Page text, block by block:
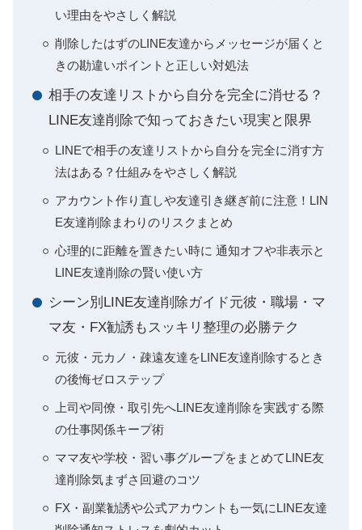
い理由をやさしく解説
削除したはずのLINE友達からメッセージが届くと
きの勘違いポイントと正しい対処法
相手の友達リストから自分を完全に消せる？
LINE友達削除で知っておきたい現実と限界
LINEで相手の友達リストから自分を完全に消す方
法はある？仕組みをやさしく解説
アカウント作り直しや友達引き継ぎ前に注意！LIN
E友達削除まわりのリスクまとめ
心理的に距離を置きたい時に 通知オフや非表示と
LINE友達削除の賢い使い方
シーン別LINE友達削除ガイド元彼・職場・マ
マ友・FX勧誘もスッキリ整理の必勝テク
元彼・元カノ・疎遠友達をLINE友達削除するとき
の後悔ゼロステップ
上司や同僚・取引先へLINE友達削除を実践する際
の仕事関係キープ術
ママ友や学校・習い事グループをまとめてLINE友
達削除気まずさ回避のコツ
FX・副業勧誘や公式アカウントも一気にLINE友達